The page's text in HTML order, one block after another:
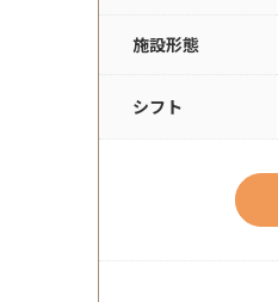
施設形態
シフト